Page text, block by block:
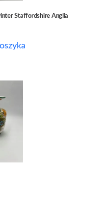
Staffordshire Anglia